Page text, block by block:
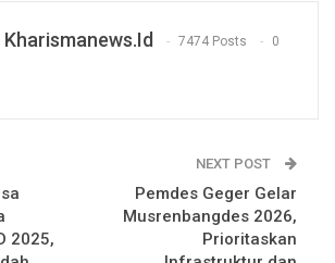
7474 Posts 0
2025,
NEXT POST
Pemdes Geger Gelar
Musrenbangdes 2026,
Prioritaskan